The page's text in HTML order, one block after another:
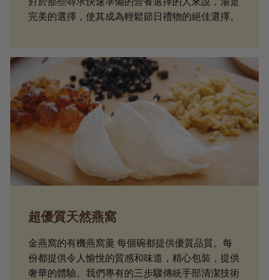
完美的選擇，使其成為輕鬆節日禮物的絕佳選擇。
超優質天然燕窩
金燕窩的有機燕窩羹 每個碗都提供優質品質。每
份都提供令人愉悅的質感和味道，精心包裝，提供
奢華的體驗。我們專有的三步驟傳統手部清潔技術